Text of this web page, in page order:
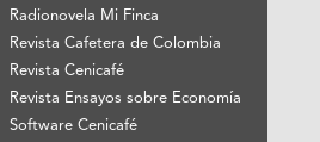
Radionovela Mi Finca
Revista Cafetera de Colombia
Revista Cenicafé
Revista Ensayos sobre Economía
Software Cenicafé